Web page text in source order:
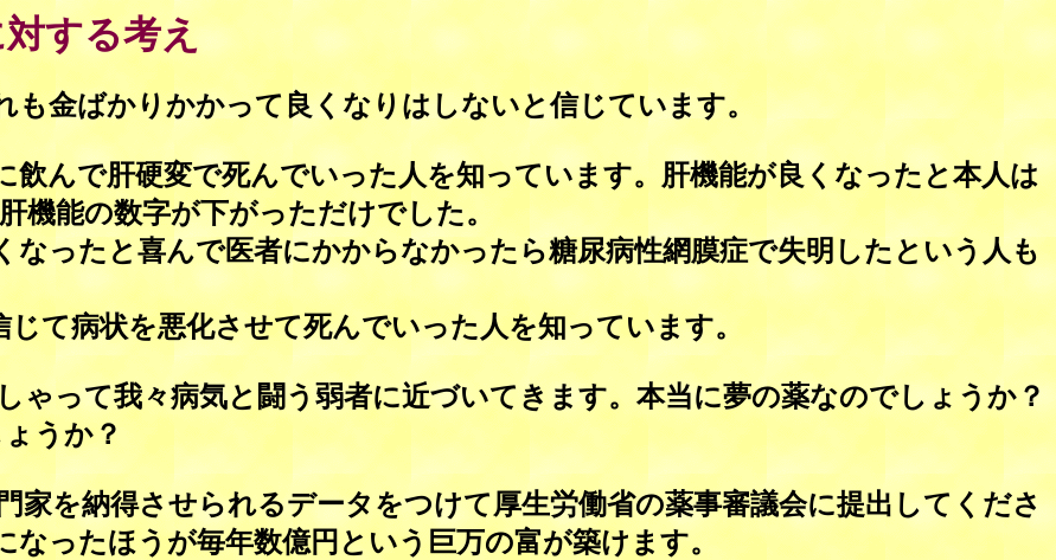
する考え
金ばかりかかって良くなりはしないと信じています。
んで肝硬変で死んでいった人を知っています。肝機能が良くなったと本人は
機能の数字が下がっただけでした。
ったと喜んで医者にかからなかったら糖尿病性網膜症で失明したという人も
て病状を悪化させて死んでいった人を知っています。
って我々病気と闘う弱者に近づいてきます。本当に夢の薬なのでしょうか？
うか？
を納得させられるデータをつけて厚生労働省の薬事審議会に提出してくださ
ったほうが毎年数億円という巨万の富が築けます。